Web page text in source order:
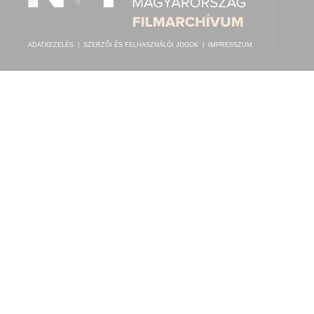
ADATKEZELÉS SZERZŐI ÉS FELHASZNÁLÓI JOGOK IMPRESSZUM